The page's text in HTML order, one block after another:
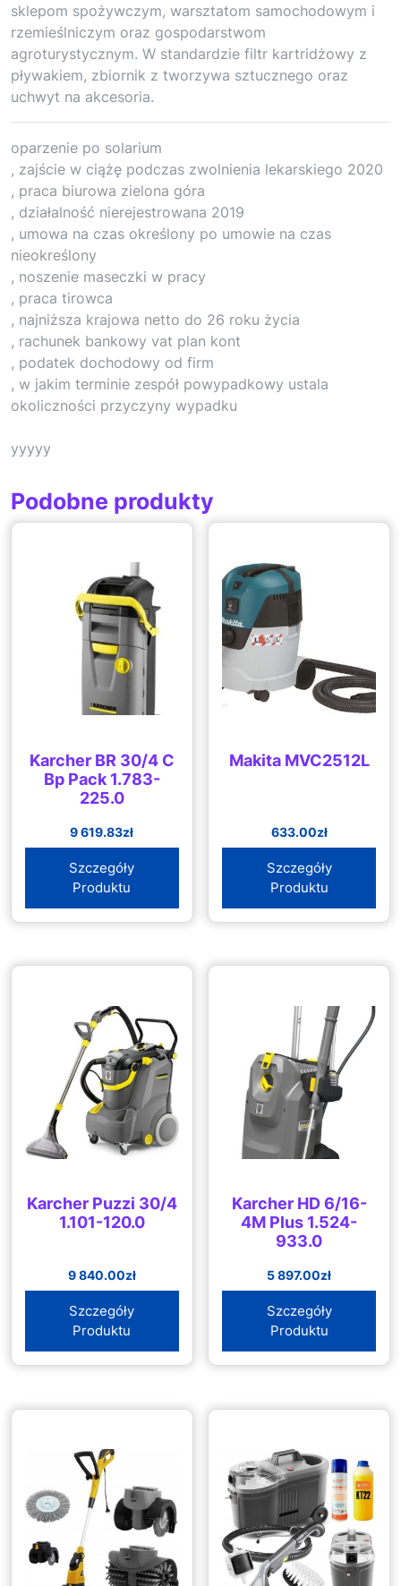
sklepom spożywczym, warsztatom samochodowym i
rzemieślniczym oraz gospodarstwom
agroturystycznym. W standardzie filtr kartridżowy z
pływakiem, zbiornik z tworzywa sztucznego oraz
uchwyt na akcesoria.
oparzenie po solarium
, zajście w ciążę podczas zwolnienia lekarskiego 2020
, praca biurowa zielona góra
, działalność nierejestrowana 2019
, umowa na czas określony po umowie na czas
nieokreślony
, noszenie maseczki w pracy
, praca tirowca
, najniższa krajowa netto do 26 roku życia
, rachunek bankowy vat plan kont
, podatek dochodowy od firm
, w jakim terminie zespół powypadkowy ustala
okoliczności przyczyny wypadku
yyyyy
Podobne produkty
Karcher BR 30/4 C
Bp Pack 1.783-
225.0
9 619.83zł
Szczegóły
Produktu
Makita MVC2512L
633.00zł
Szczegóły
Produktu
Karcher Puzzi 30/4
1.101-120.0
9 840.00zł
Szczegóły
Produktu
Karcher HD 6/16-
4M Plus 1.524-
933.0
5 897.00zł
Szczegóły
Produktu